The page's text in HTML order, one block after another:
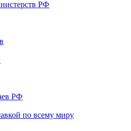
РФ
РФ
по всему миру